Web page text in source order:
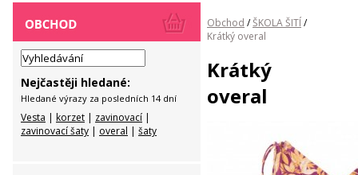
Nejčastěji hledané:
Hledané výrazy za posledních 14 dní
Vesta | korzet | zavinovací |
zavinovací šaty | overal | šaty
Obchod /ŠKOLA ŠITÍ /
Krátký overal
Krátký
overal